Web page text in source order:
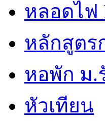
หลอดไฟ
หลักสูตร
หอพัก ม.
หัวเทียน